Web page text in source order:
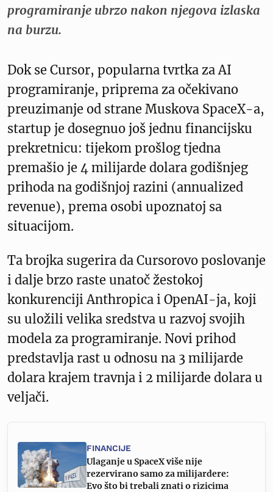
programiranje ubrzo nakon njegova izlaska
na burzu.
Dok se Cursor, popularna tvrtka za AI
programiranje, priprema za očekivano
preuzimanje od strane Muskova SpaceX-a,
startup je dosegnuo još jednu financijsku
prekretnicu: tijekom prošlog tjedna
premašio je 4 milijarde dolara godišnjeg
prihoda na godišnjoj razini (annualized
revenue), prema osobi upoznatoj sa
situacijom.
Ta brojka sugerira da Cursorovo poslovanje
i dalje brzo raste unatoč žestokoj
konkurenciji Anthropica i OpenAI-ja, koji
su uložili velika sredstva u razvoj svojih
modela za programiranje. Novi prihod
predstavlja rast u odnosu na 3 milijarde
dolara krajem travnja i 2 milijarde dolara u
veljači.
FINANCIJE
Ulaganje u SpaceX više nije
rezervirano samo za milijardere:
Evo što bi trebali znati o rizicima